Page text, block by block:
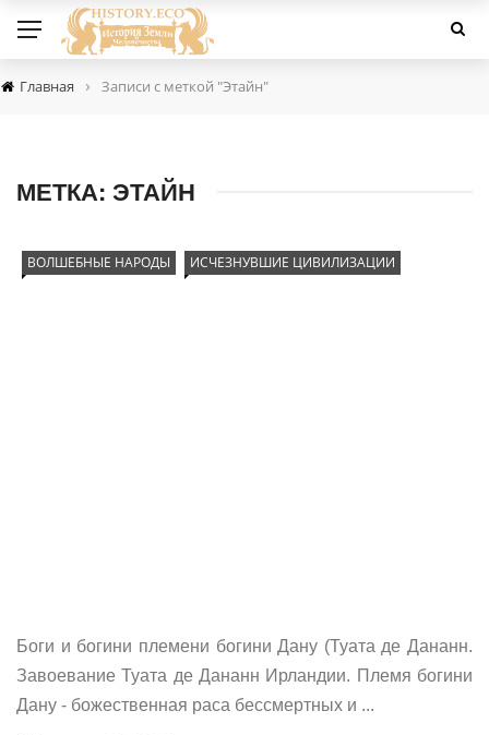
Главная › Записи с меткой "Этайн"
МЕТКА: ЭТАЙН
ВОЛШЕБНЫЕ НАРОДЫ ИСЧЕЗНУВШИЕ ЦИВИЛИЗАЦИИ
Боги и богини племени богини Дану (Туата де Дананн.
Завоевание Туата де Дананн Ирландии. Племя богини
Дану - божественная раса бессмертных и ...